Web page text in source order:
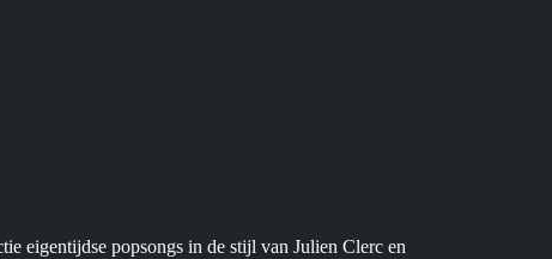
eigentijdse popsongs in de stijl van Julien Clerc en